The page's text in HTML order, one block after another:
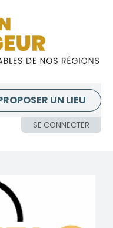
SE CONNECTER
UN LIEU